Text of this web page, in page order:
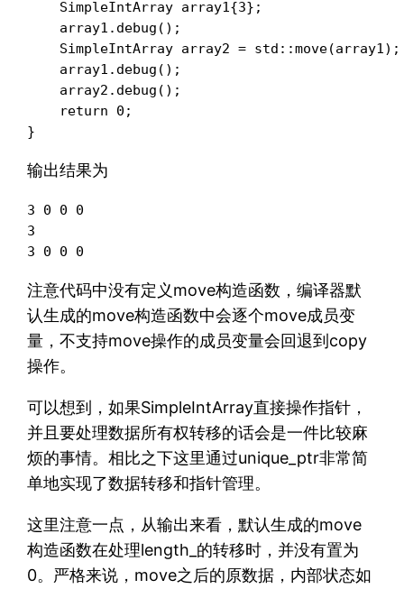
    SimpleIntArray array1{3};
    array1.debug();
    SimpleIntArray array2 = std::move(array1);
    array1.debug();
    array2.debug();
    return 0;
}
输出结果为
3 0 0 0
3
注意代码中没有定义move构造函数，编译器默
认生成的move构造函数中会逐个move成员变
量，不支持move操作的成员变量会回退到copy
操作。
可以想到，如果SimpleIntArray直接操作指针，
并且要处理数据所有权转移的话会是一件比较麻
烦的事情。相比之下这里通过unique_ptr非常简
单地实现了数据转移和指针管理。
这里注意一点，从输出来看，默认生成的move
构造函数在处理length_的转移时，并没有置为
0。严格来说，move之后的原数据，内部状态如